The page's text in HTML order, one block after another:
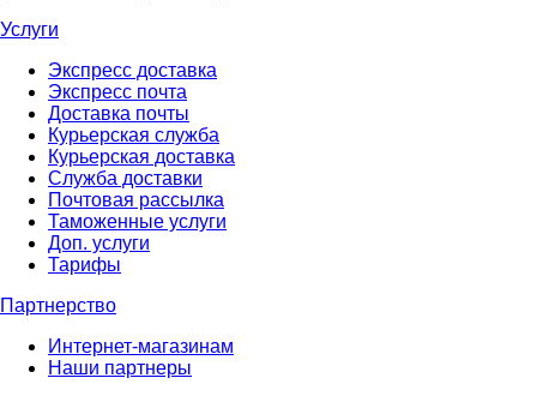
Услуги
Экспресс доставка
Экспресс почта
Доставка почты
Курьерская служба
Курьерская доставка
Служба доставки
Почтовая рассылка
Таможенные услуги
Доп. услуги
Тарифы
Партнерство
Интернет-магазинам
Наши партнеры